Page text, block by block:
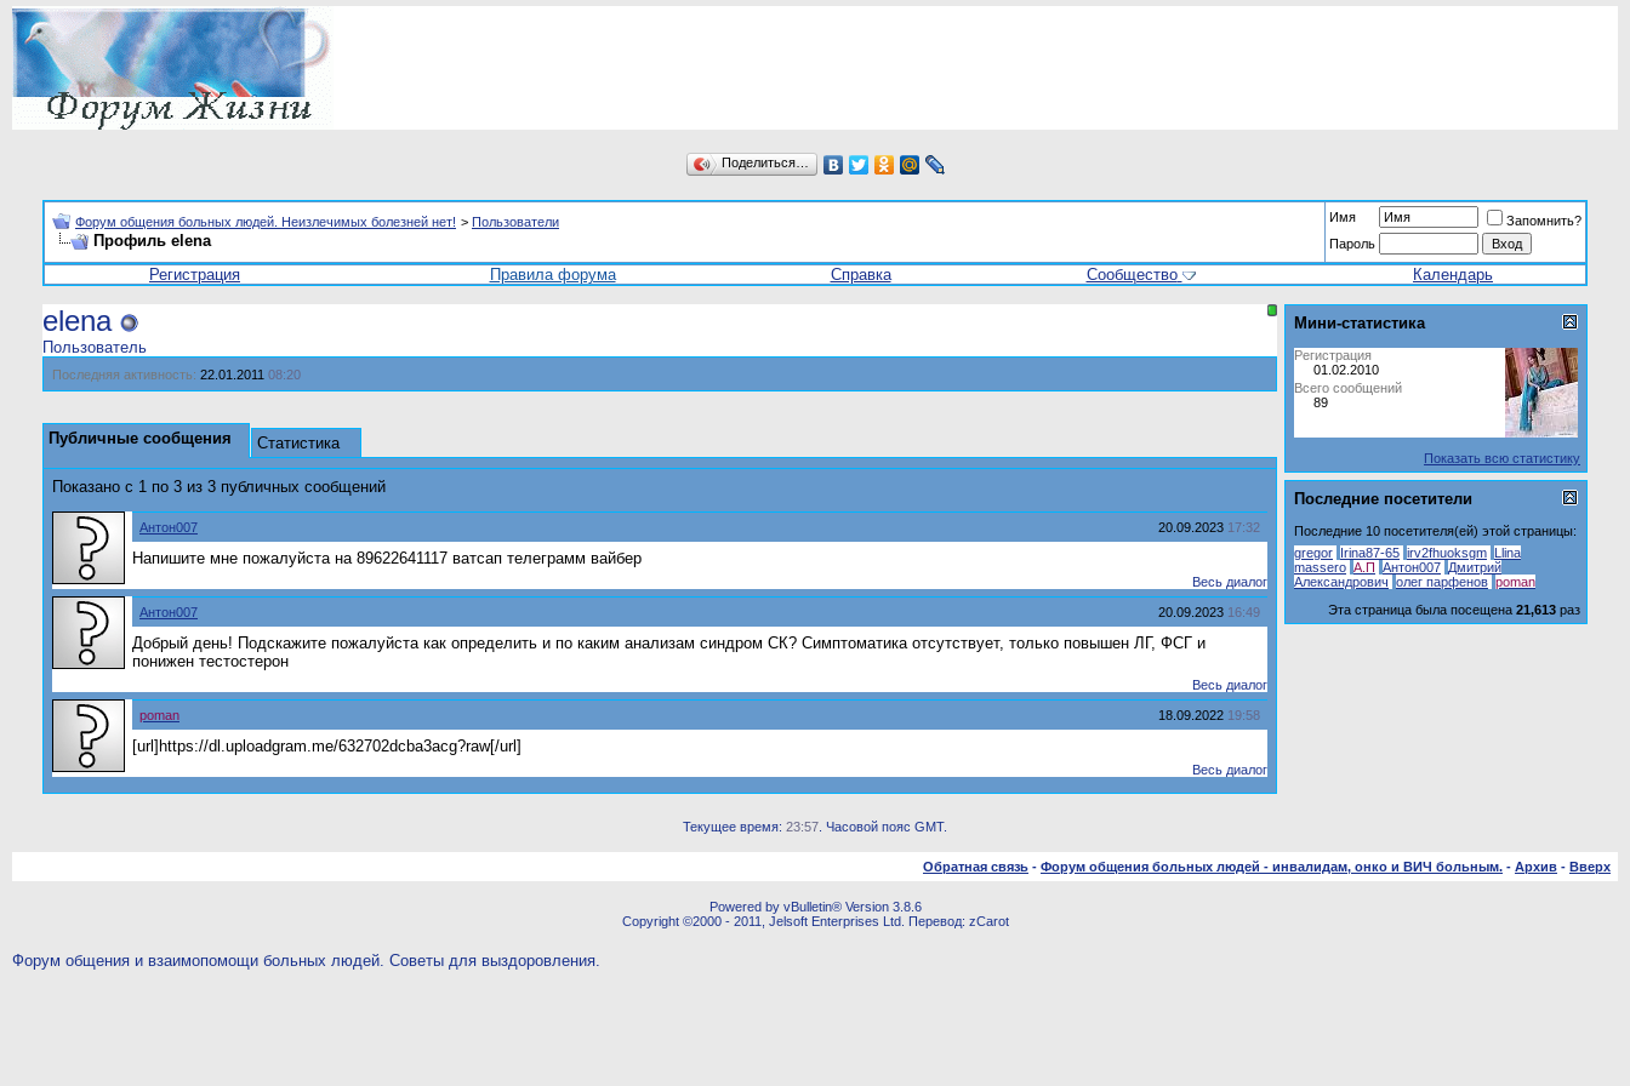
Поделиться…
Форум общения больных людей. Неизлечимых болезней нет! > Пользователи
Профиль elena
Имя
Запомнить?
Пароль
Регистрация Правила форума Справка Сообщество Календарь
elena
Пользователь
Последняя активность: 22.01.2011 08:20
Публичные сообщения Статистика
Показано с 1 по 3 из 3 публичных сообщений
20.09.2023 17:32
Антон007
Напишите мне пожалуйста на 89622641117 ватсап телеграмм вайбер
Весь диалог
20.09.2023 16:49
Антон007
Добрый день! Подскажите пожалуйста как определить и по каким анализам синдром СК? Симптоматика отсутствует, только повышен ЛГ, ФСГ и
понижен тестостерон
Весь диалог
18.09.2022 19:58
рoman
[url]https://dl.uploadgram.me/632702dcba3acg?raw[/url]
Весь диалог
Мини-статистика
Регистрация
01.02.2010
Всего сообщений
89
Показать всю статистику
Последние посетители
Последние 10 посетителя(ей) этой страницы:
gregor Irina87-65 irv2fhuoksgm Llina
massero А.П Антон007 Дмитрий
Александрович олег парфенов рoman
Эта страница была посещена 21,613 раз
Текущее время: 23:57 . Часовой пояс GMT.
Обратная связь - Форум общения больных людей - инвалидам, онко и ВИЧ больным. - Архив - Вверх
Powered by vBulletin® Version 3.8.6
Copyright ©2000 - 2011, Jelsoft Enterprises Ltd. Перевод: zCarot
Форум общения и взаимопомощи больных людей. Советы для выздоровления.